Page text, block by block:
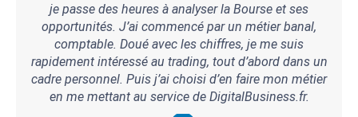
je passe des heures à analyser la Bourse et ses
opportunités. J’ai commencé par un métier banal,
comptable. Doué avec les chiffres, je me suis
rapidement intéressé au trading, tout d’abord dans un
cadre personnel. Puis j’ai choisi d’en faire mon métier
en me mettant au service de DigitalBusiness.fr.